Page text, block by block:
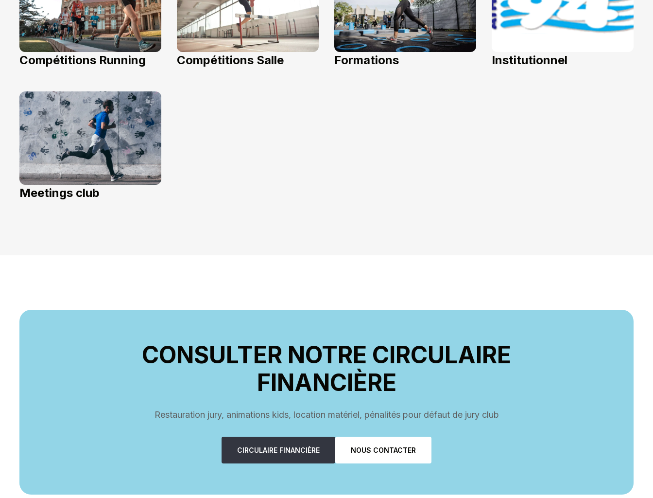
Compétitions Running Compétitions Salle Formations Institutionnel
Meetings club
CONSULTER NOTRE CIRCULAIRE
FINANCIÈRE
Restauration jury, animations kids, location matériel, pénalités pour défaut de jury club
CIRCULAIRE FINANCIÈRE NOUS CONTACTER